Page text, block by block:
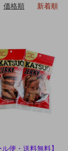
価格順 新着順
ル便・送料無料】